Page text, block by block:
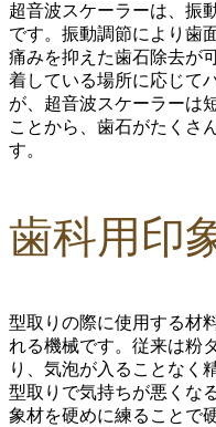
超音波スケーラーは、振
です。振動調節により歯
痛みを抑えた歯石除去が
着している場所に応じて
が、超音波スケーラーは
ことから、歯石がたくさ
す。
歯科用印
型取りの際に使用する材
れる機械です。従来は粉
り、気泡が入ることなく
型取りで気持ちが悪くな
象材を硬めに練ることで